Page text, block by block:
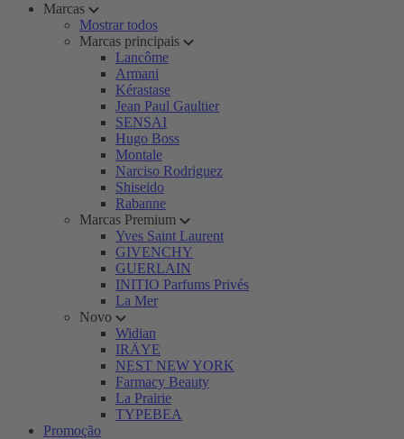
Marcas
Mostrar todos
Marcas principais
Lancôme
Armani
Kérastase
Jean Paul Gaultier
SENSAI
Hugo Boss
Montale
Narciso Rodriguez
Shiseido
Rabanne
Marcas Premium
Yves Saint Laurent
GIVENCHY
GUERLAIN
INITIO Parfums Privés
La Mer
Novo
Widian
IRÄYE
NEST NEW YORK
Farmacy Beauty
La Prairie
TYPEBEA
Promoção